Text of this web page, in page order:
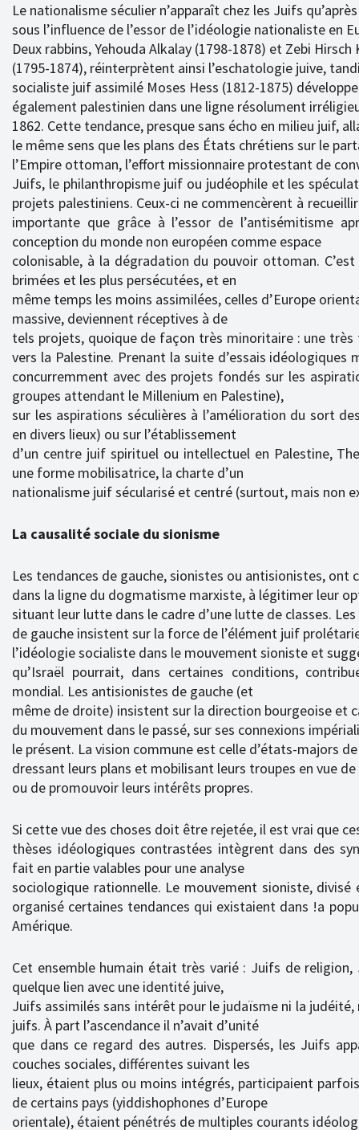
Le nationalisme séculier n’apparaît chez les Juifs
sous l’influence de l’essor de l’idéologie nationaliste en
Deux rabbins, Yehouda Alkalay (1798-1878) et Zebi Hirsch
(1795-1874), réinterprètent ainsi l’eschatologie juive,
socialiste juif assimilé Moses Hess (1812-1875)
également palestinien dans une ligne résolument
1862. Cette tendance, presque sans écho en milieu juif,
le même sens que les plans des États chrétiens sur le
l’Empire ottoman, l’effort missionnaire protestant de
Juifs, le philanthropisme juif ou judéophile et les
projets palestiniens. Ceux-ci ne commencèrent à
importante que grâce à l’essor de l’antisémitisme
conception du monde non européen comme espace
colonisable, à la dégradation du pouvoir ottoman.
brimées et les plus persécutées, et en
même temps les moins assimilées, celles d’Europe
massive, deviennent réceptives à de
tels projets, quoique de façon très minoritaire : une
vers la Palestine. Prenant la suite d’essais idéologiques
concurremment avec des projets fondés sur les
groupes attendant le Millenium en Palestine),
sur les aspirations séculières à l’amélioration du sort
en divers lieux) ou sur l’établissement
d’un centre juif spirituel ou intellectuel en Palestine,
une forme mobilisatrice, la charte d’un
nationalisme juif sécularisé et centré (surtout, mais non
La causalité sociale du sionisme
Les tendances de gauche, sionistes ou antisionistes, ont
dans la ligne du dogmatisme marxiste, à légitimer leur
situant leur lutte dans le cadre d’une lutte de classes.
de gauche insistent sur la force de l’élément juif
l’idéologie socialiste dans le mouvement sioniste et
qu’Israël pourrait, dans certaines conditions,
mondial. Les antisionistes de gauche (et
même de droite) insistent sur la direction bourgeoise et
du mouvement dans le passé, sur ses connexions
le présent. La vision commune est celle d’états-majors
dressant leurs plans et mobilisant leurs troupes en vue
ou de promouvoir leurs intérêts propres.
Si cette vue des choses doit être rejetée, il est vrai que
thèses idéologiques contrastées intègrent dans des
fait en partie valables pour une analyse
sociologique rationnelle. Le mouvement sioniste, divisé
organisé certaines tendances qui existaient dans !a
Amérique.
Cet ensemble humain était très varié : Juifs de
quelque lien avec une identité juive,
Juifs assimilés sans intérêt pour le judaïsme ni la
juifs. À part l’ascendance il n’avait d’unité
que dans ce regard des autres. Dispersés, les Juifs
couches sociales, différentes suivant les
lieux, étaient plus ou moins intégrés, participaient
de certains pays (yiddishophones d’Europe
orientale), étaient pénétrés de multiples courants